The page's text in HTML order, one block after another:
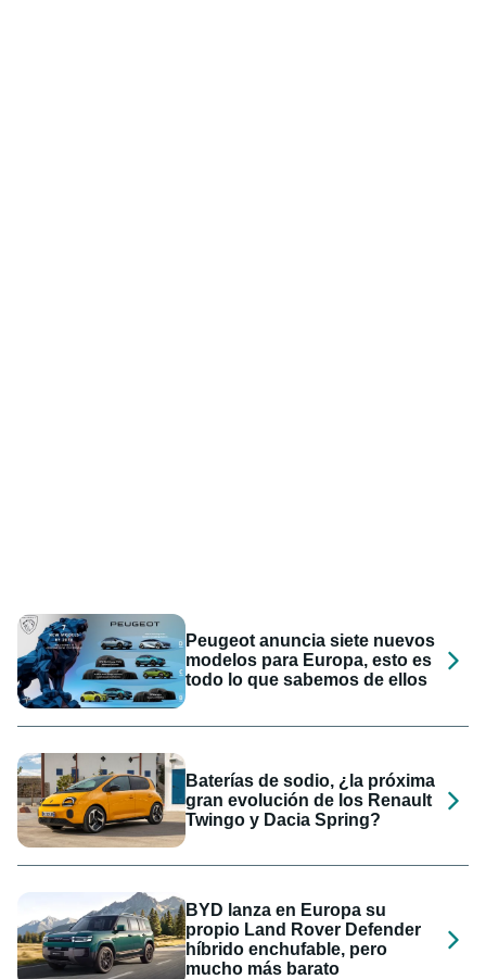
Peugeot anuncia siete nuevos
modelos para Europa, esto es
todo lo que sabemos de ellos
Baterías de sodio, ¿la próxima
gran evolución de los Renault
Twingo y Dacia Spring?
BYD lanza en Europa su
propio Land Rover Defender
híbrido enchufable, pero
mucho más barato